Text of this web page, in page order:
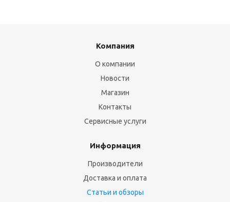
Компания
О компании
Новости
Магазин
Контакты
Сервисные услуги
Информация
Производители
Доставка и оплата
Статьи и обзоры